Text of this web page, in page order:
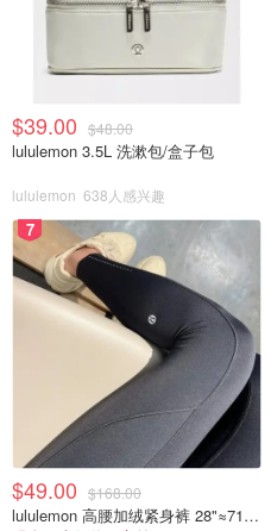
$39.00 $48.00
lululemon 3.5L 洗漱包/盒子包
lululemon 638人感兴趣
7
$49.00 $168.00
lululemon 高腰加绒紧身裤 28"≈71cm 5个口袋